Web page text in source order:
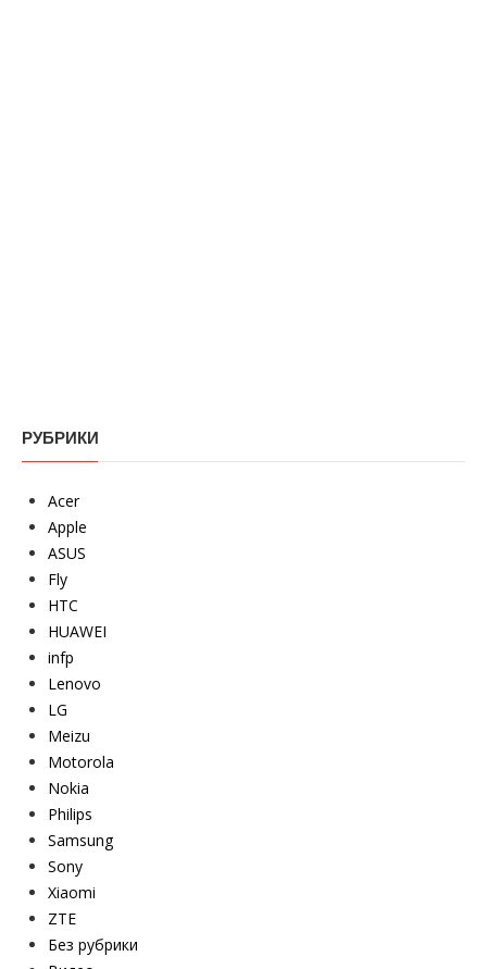
РУБРИКИ
Acer
Apple
ASUS
Fly
HTC
HUAWEI
infp
Lenovo
LG
Meizu
Motorola
Nokia
Philips
Samsung
Sony
Xiaomi
ZTE
Без рубрики